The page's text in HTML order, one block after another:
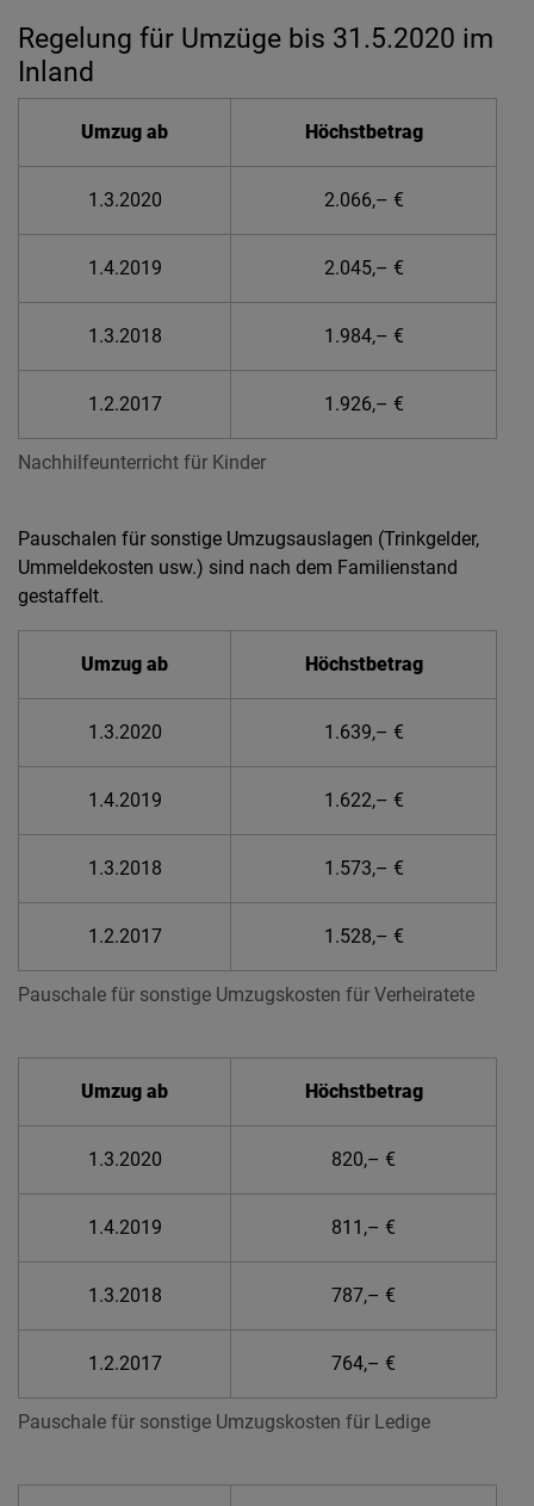
Regelung für Umzüge bis 31.5.2020 im
Inland
Nachhilfeunterricht für Kinder
Umzug ab Höchstbetrag
1.3.2020 2.066,– €
1.4.2019 2.045,– €
1.3.2018 1.984,– €
1.2.2017 1.926,– €
Pauschalen für sonstige Umzugsauslagen (Trinkgelder,
Ummeldekosten usw.) sind nach dem Familienstand
gestaffelt.
Pauschale für sonstige Umzugskosten für Verheiratete
Umzug ab Höchstbetrag
1.3.2020 1.639,– €
1.4.2019 1.622,– €
1.3.2018 1.573,– €
1.2.2017 1.528,– €
Pauschale für sonstige Umzugskosten für Ledige
Umzug ab Höchstbetrag
1.3.2020 820,– €
1.4.2019 811,– €
1.3.2018 787,– €
1.2.2017 764,– €